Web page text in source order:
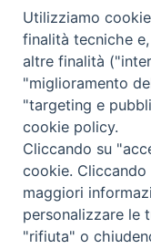
Paluzza
Piazza Patriarcato, 1
Utilizziamo
finalità tecniche
altre finalità
"miglioramento
"targeting e
cookie policy.
Cliccando su
cookie.
maggiori
personalizzare le
"rifiuta" o